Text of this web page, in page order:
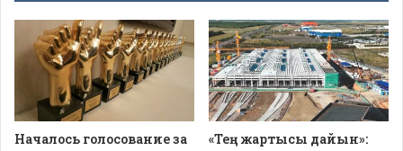
Началось голосование за
«Тең жартысы дайын»: